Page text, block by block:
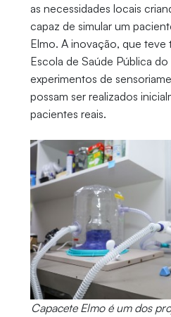
as necessidades locais
capaz de simular um
Elmo. A inovação, que teve
Escola de Saúde Pública
experimentos de
possam ser realizados
pacientes reais.
Capacete Elmo é um dos